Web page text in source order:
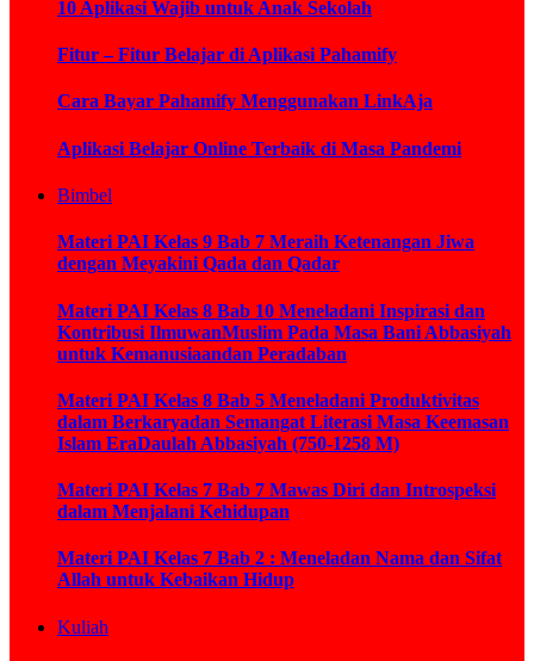
10 Aplikasi Wajib untuk Anak Sekolah
Fitur – Fitur Belajar di Aplikasi Pahamify
Cara Bayar Pahamify Menggunakan LinkAja
Aplikasi Belajar Online Terbaik di Masa Pandemi
Bimbel
Materi PAI Kelas 9 Bab 7 Meraih Ketenangan Jiwa
dengan Meyakini Qada dan Qadar
Materi PAI Kelas 8 Bab 10 Meneladani Inspirasi dan
Kontribusi IlmuwanMuslim Pada Masa Bani Abbasiyah
untuk Kemanusiaandan Peradaban
Materi PAI Kelas 8 Bab 5 Meneladani Produktivitas
dalam Berkaryadan Semangat Literasi Masa Keemasan
Islam EraDaulah Abbasiyah (750-1258 M)
Materi PAI Kelas 7 Bab 7 Mawas Diri dan Introspeksi
dalam Menjalani Kehidupan
Materi PAI Kelas 7 Bab 2 : Meneladan Nama dan Sifat
Allah untuk Kebaikan Hidup
Kuliah